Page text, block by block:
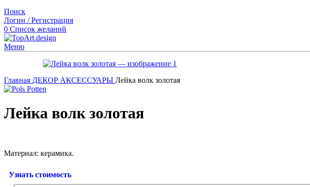
Поиск
Логин / Регистрация
0 Список желаний
Меню
Главная ДЕКОР АКСЕССУАРЫ Лейка волк золотая
Лейка волк золотая
Материал: керамика.
Узнать стоимость